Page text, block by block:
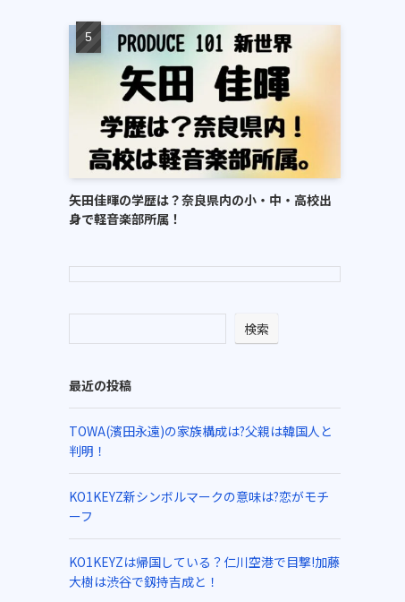
矢田佳暉の学歴は？奈良県内の小・中・高校出
身で軽音楽部所属！
検索
最近の投稿
TOWA(濱田永遠)の家族構成は?父親は韓国人と
判明！
KO1KEYZ新シンボルマークの意味は?恋がモチ
ーフ
KO1KEYZは帰国している？仁川空港で目撃!加藤
大樹は渋谷で釼持吉成と！